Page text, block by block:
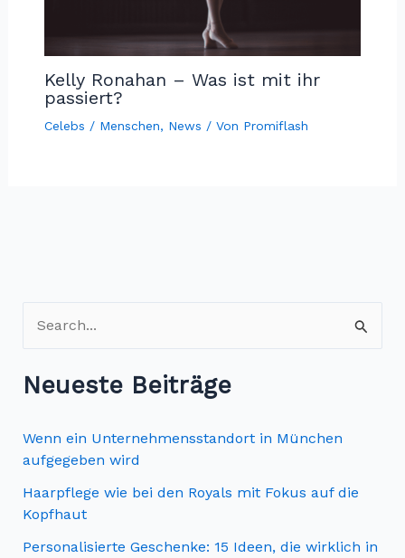
Kelly Ronahan – Was ist mit ihr
passiert?
Celebs / Menschen, News / Von Promiflash
c
e
n
n
a
c
Neueste Beiträge
Wenn ein Unternehmensstandort in München
aufgegeben wird
Haarpflege wie bei den Royals mit Fokus auf die
Kopfhaut
Personalisierte Geschenke: 15 Ideen, die wirklich in